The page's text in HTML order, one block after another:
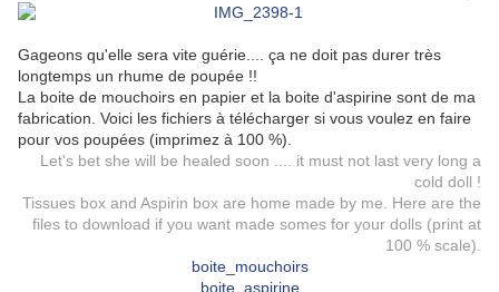
Gageons qu'elle sera vite guérie.... ça ne doit pas durer très
longtemps un rhume de poupée !!
La boite de mouchoirs en papier et la boite d'aspirine sont de ma
fabrication. Voici les fichiers à télécharger si vous voulez en faire
pour vos poupées (imprimez à 100 %).
Let's bet she will be healed soon .... it must not last very long a
cold doll !
Tissues box and Aspirin box are home made by me. Here are the
files to download if you want made somes for your dolls (print at
100 % scale).
boite_mouchoirs
boite_aspirine